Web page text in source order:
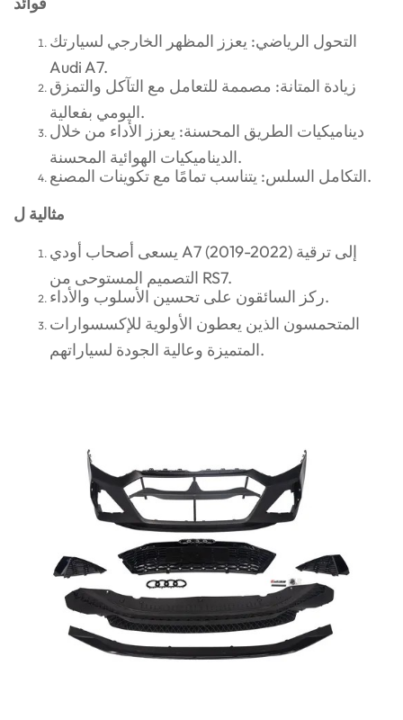
التحول الرياضي: يعزز المظهر الخارجي لسيارتك
Audi A7.
زيادة المتانة: مصممة للتعامل مع التآكل والتمزق
ديناميكيات الطريق المحسنة: يعزز الأداء من خلال
التكامل السلس: يتناسب تمامًا مع تكوينات المصنع.
مثالية ل
يسعى أصحاب أودي A7 (2019-2022) إلى ترقية
التصميم المستوحى من RS7.
ركز السائقون على تحسين الأسلوب والأداء.
المتحمسون الذين يعطون الأولوية للإكسسوارات